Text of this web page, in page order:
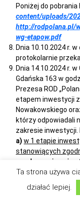
Poniżej do
content/uploads/
http://rodpolana.pl/
wg-etapow.pdf
Dnia 10.10.2024 r.
protokolarnie
Dnia 14.10.2024 r.
Gdańska 163 w
Prezesa ROD
etapem inwestycji z
Nowakowskiego
którzy odpowiadali
zakresie
a) w 1 etapie
stanowiących
przyłączeniowej nr
Goździkowej i
rozpoczęcie robót
zakończenie tego
Ta strona używa
działać lepiej.